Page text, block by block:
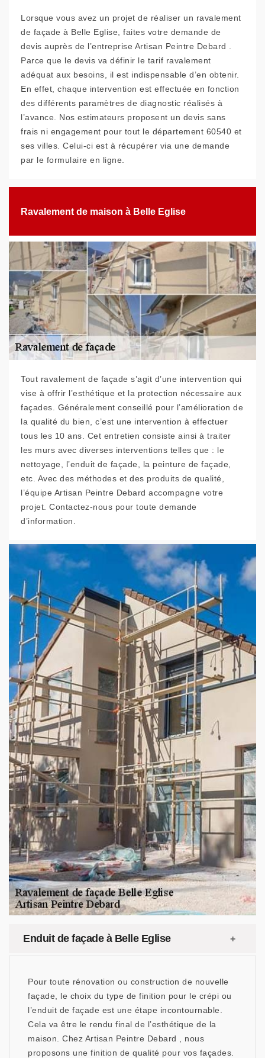
Lorsque vous avez un projet de réaliser un ravalement
de façade à Belle Eglise, faites votre demande de
devis auprès de l’entreprise Artisan Peintre Debard .
Parce que le devis va définir le tarif ravalement
adéquat aux besoins, il est indispensable d’en obtenir.
En effet, chaque intervention est effectuée en fonction
des différents paramètres de diagnostic réalisés à
l’avance. Nos estimateurs proposent un devis sans
frais ni engagement pour tout le département 60540 et
ses villes. Celui-ci est à récupérer via une demande
par le formulaire en ligne.
Ravalement de maison à Belle Eglise
Tout ravalement de façade s’agit d’une intervention qui
vise à offrir l’esthétique et la protection nécessaire aux
façades. Généralement conseillé pour l’amélioration de
la qualité du bien, c’est une intervention à effectuer
tous les 10 ans. Cet entretien consiste ainsi à traiter
les murs avec diverses interventions telles que : le
nettoyage, l’enduit de façade, la peinture de façade,
etc. Avec des méthodes et des produits de qualité,
l’équipe Artisan Peintre Debard accompagne votre
projet. Contactez-nous pour toute demande
d’information.
Enduit de façade à Belle Eglise
Pour toute rénovation ou construction de nouvelle
façade, le choix du type de finition pour le crépi ou
l’enduit de façade est une étape incontournable.
Cela va être le rendu final de l’esthétique de la
maison. Chez Artisan Peintre Debard , nous
proposons une finition de qualité pour vos façades.